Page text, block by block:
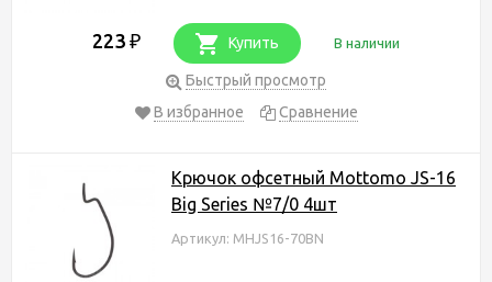
223 ₽ Купить В наличии
Быстрый просмотр
В избранное
Сравнение
Крючок офсетный Mottomo JS-16
Big Series №7/0 4шт
Артикул: MHJS16-70BN